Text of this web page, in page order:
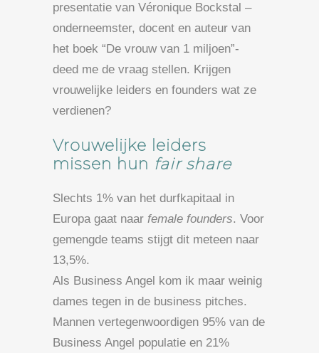
presentatie van Véronique Bockstal –
onderneemster, docent en auteur van
het boek “De vrouw van 1 miljoen”-
deed me de vraag stellen. Krijgen
vrouwelijke leiders en founders wat ze
verdienen?
Vrouwelijke leiders
missen hun fair share
Slechts 1% van het durfkapitaal in
Europa gaat naar female founders. Voor
gemengde teams stijgt dit meteen naar
13,5%.
Als Business Angel kom ik maar weinig
dames tegen in de business pitches.
Mannen vertegenwoordigen 95% van de
Business Angel populatie en 21%